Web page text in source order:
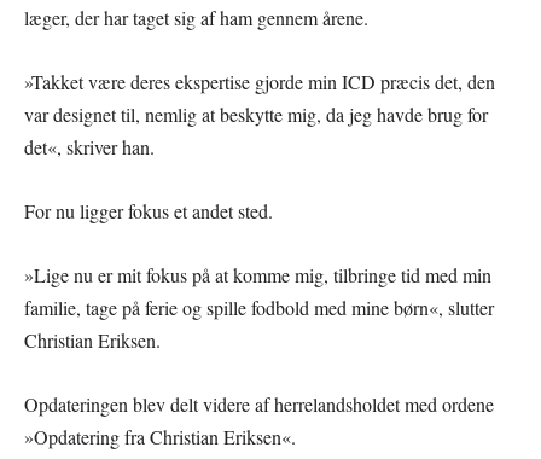
læger, der har taget sig af ham gennem årene.
»Takket være deres ekspertise gjorde min ICD præcis det, den
var designet til, nemlig at beskytte mig, da jeg havde brug for
det«, skriver han.
For nu ligger fokus et andet sted.
»Lige nu er mit fokus på at komme mig, tilbringe tid med min
familie, tage på ferie og spille fodbold med mine børn«, slutter
Christian Eriksen.
Opdateringen blev delt videre af herrelandsholdet med ordene
»Opdatering fra Christian Eriksen«.